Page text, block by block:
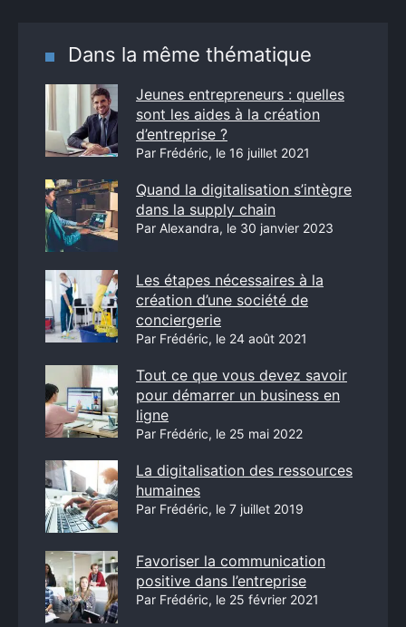
Dans la même thématique
Jeunes entrepreneurs : quelles
sont les aides à la création
d’entreprise ?
Par Frédéric, le 16 juillet 2021
Quand la digitalisation s’intègre
dans la supply chain
Par Alexandra, le 30 janvier 2023
Les étapes nécessaires à la
création d’une société de
conciergerie
Par Frédéric, le 24 août 2021
Tout ce que vous devez savoir
pour démarrer un business en
ligne
Par Frédéric, le 25 mai 2022
La digitalisation des ressources
humaines
Par Frédéric, le 7 juillet 2019
Favoriser la communication
positive dans l’entreprise
Par Frédéric, le 25 février 2021